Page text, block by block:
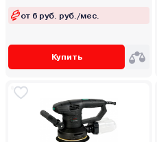
от 6 руб. руб./мес.
Купить